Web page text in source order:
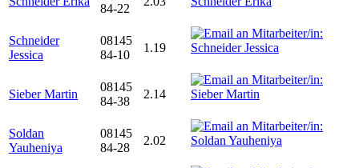
84-22
Schneider
Jessica
08145
84-10
1.19
Sieber Martin
08145
84-38
2.14
Soldan
Yauheniya
08145
84-28
2.02